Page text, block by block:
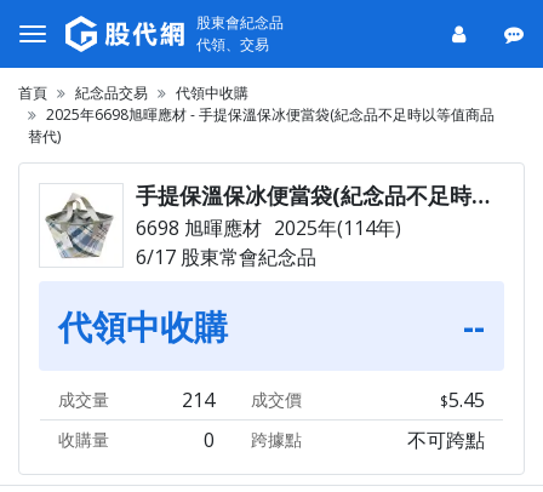
股東會紀念品
代領、交易
首頁 紀念品交易
代領中收購
2025年6698旭暉應材 - 手提保溫保冰便當袋(紀念品不足時以等值商品
替代)
手提保溫保冰便當袋(紀念品不足時以等值商品替代)
6698 旭暉應材 2025年(114年)
6/17 股東常會紀念品
代領中收購 --
成交量 214 成交價 5.45
收購量 0 跨據點 不可跨點